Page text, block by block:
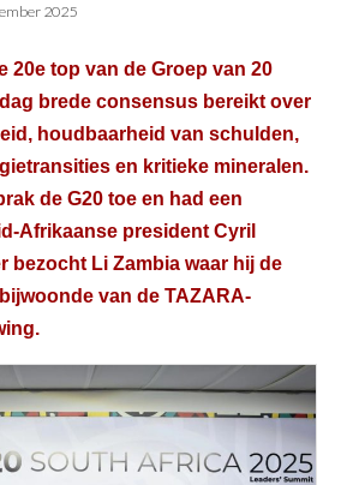
2025
20e top van de Groep van 20
brede consensus bereikt over
houdbaarheid van schulden,
en kritieke mineralen.
de G20 toe en had een
Afrikaanse president Cyril
bezocht Li Zambia waar hij de
van de TAZARA-